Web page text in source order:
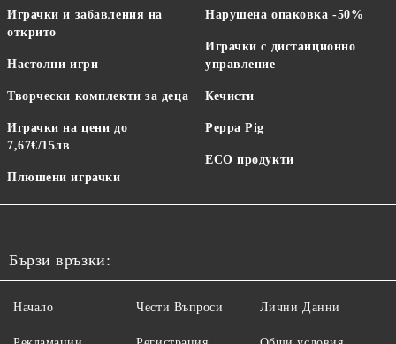
Играчки и забавления на
открито
Настолни игри
Творчески комплекти за деца
Играчки на цени до
7,67€/15лв
Плюшени играчки
Нарушена опаковка -50%
Играчки с дистанционно
управление
Кечисти
Peppa Pig
ECO продукти
Бързи връзки:
Начало Чести Въпроси Лични Данни